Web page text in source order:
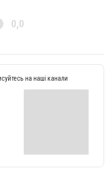
0,0
на наші канали